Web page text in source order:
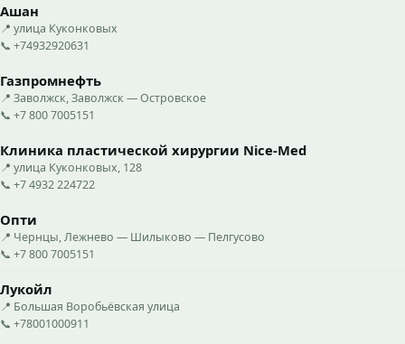
Ашан
📍 улица Куконковых
📞 +74932920631
Газпромнефть
📍 Заволжск, Заволжск — Островское
📞 +7 800 7005151
Клиника пластической хирургии Nice-Med
📍 улица Куконковых, 128
📞 +7 4932 224722
Опти
📍 Чернцы, Лежнево — Шилыково — Пелгусово
📞 +7 800 7005151
Лукойл
📍 Большая Воробьёвская улица
📞 +78001000911